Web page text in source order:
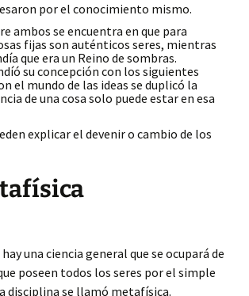
por el conocimiento mismo.
ambos se encuentra en que para
fijas son auténticos seres, mientras
que era un Reino de sombras.
su concepción con los siguientes
el mundo de las ideas se duplicó la
de una cosa solo puede estar en esa
explicar el devenir o cambio de los
una ciencia general que se ocupará de
poseen todos los seres por el simple
disciplina se llamó metafísica.